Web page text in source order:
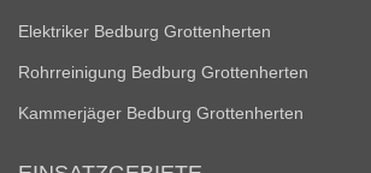
Elektriker Bedburg Grottenherten
Rohrreinigung Bedburg Grottenherten
Kammerjäger Bedburg Grottenherten